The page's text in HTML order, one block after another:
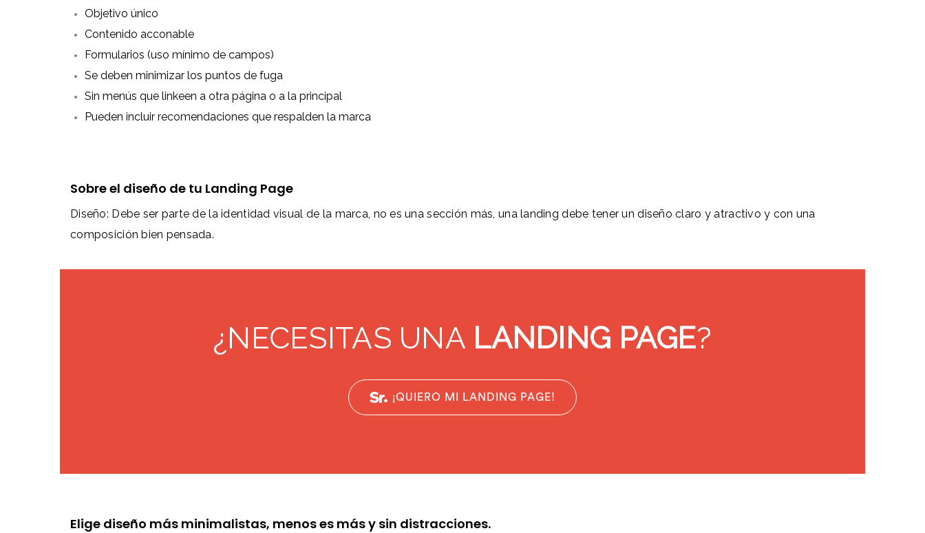
Objetivo único
Contenido acconable
Formularios (uso mínimo de campos)
Se deben minimizar los puntos de fuga
Sin menús que linkeen a otra página o a la principal
Pueden incluir recomendaciones que respalden la marca
Sobre el diseño de tu Landing Page
Diseño: Debe ser parte de la identidad visual de la marca, no es una sección más, una landing debe tener un diseño claro y atractivo y con una
composición bien pensada.
¿NECESITAS UNA LANDING PAGE?
¡QUIERO MI LANDING PAGE!
Elige diseño más minimalistas, menos es más y sin distracciones.